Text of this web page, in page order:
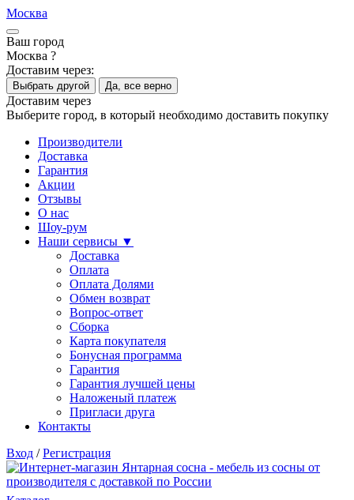
Москва
Ваш город
Москва ?
Доставим через:
Выбрать другой Да, все верно
Доставим через
Выберите город, в который необходимо доставить покупку
Производители
Доставка
Гарантия
Акции
Отзывы
О нас
Шоу-рум
Наши сервисы ▼
Доставка
Оплата
Оплата Долями
Обмен возврат
Вопрос-ответ
Сборка
Карта покупателя
Бонусная программа
Гарантия
Гарантия лучшей цены
Наложеный платеж
Пригласи друга
Контакты
Вход / Регистрация